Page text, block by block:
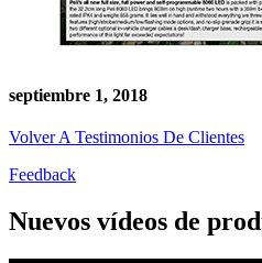
septiembre 1, 2018
Volver A Testimonios De Clientes
Feedback
Nuevos vídeos de